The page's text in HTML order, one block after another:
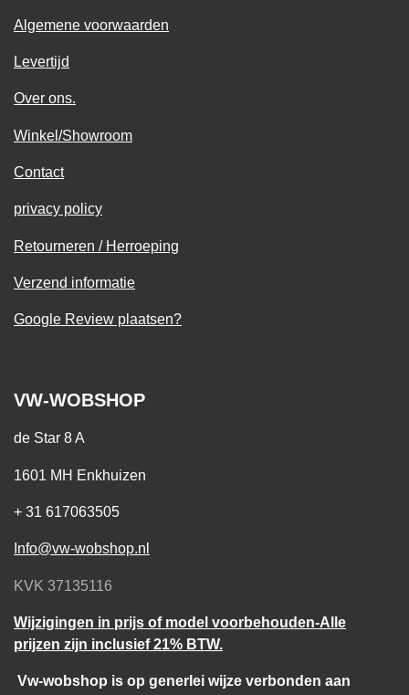
Algemene voorwaarden
Levertijd
Over ons.
Winkel/Showroom
Contact
privacy policy
Retourneren / Herroeping
Verzend informatie
Google Review plaatsen?
VW-WOBSHOP
de Star 8 A
1601 MH Enkhuizen
+ 31 617063505
Info@vw-wobshop.nl
KVK 37135116
Wijzigingen in prijs of model voorbehouden-Alle
prijzen zijn inclusief 21% BTW.
Vw-wobshop is op generlei wijze verbonden aan